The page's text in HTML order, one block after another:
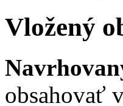
Vložený
obsahovať